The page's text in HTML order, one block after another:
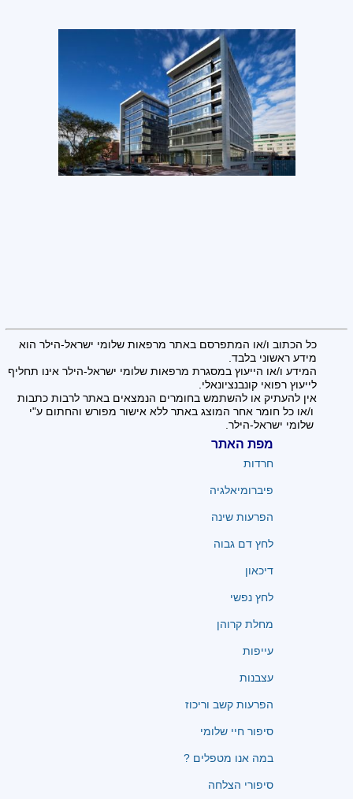
כל הכתוב ו/או המתפרסם באתר מרפאות שלומי ישראל-הילר הוא
מידע ראשוני בלבד.
המידע ו/או הייעוץ במסגרת מרפאות שלומי ישראל-הילר אינו תחליף
לייעוץ רפואי קונבנציונאלי.
אין להעתיק או להשתמש בחומרים הנמצאים באתר לרבות כתבות
ו/או כל חומר אחר המוצג באתר ללא אישור מפורש והחתום ע"י
שלומי ישראל-הילר.
מפת האתר
חרדות
פיברומיאלגיה
הפרעות שינה
לחץ דם גבוה
דיכאון
לחץ נפשי
מחלת קרוהן
עייפות
עצבנות
הפרעות קשב וריכוז
סיפור חיי שלומי
במה אנו מטפלים ?
סיפורי הצלחה